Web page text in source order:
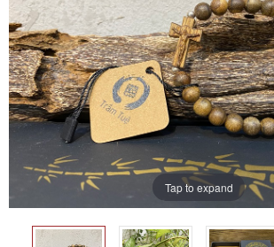
Tap to expand